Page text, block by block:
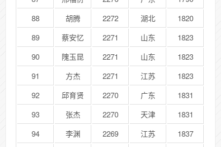
88
胡腾 2272 湖北
1820
89
蔡安忆 2271 山东
1823
90
隗玉昆 2271 山东
1823
91
方杰 2271 江苏
1823
92
邱育贤 2270 广东
1831
93
张杰 2270 天津
1831
94
李渊 2269 江苏
1837